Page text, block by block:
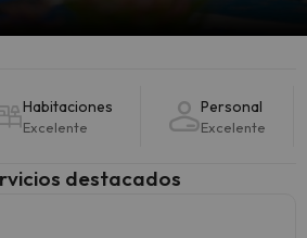
Habitaciones
Excelente
Personal
Excelente
destacados